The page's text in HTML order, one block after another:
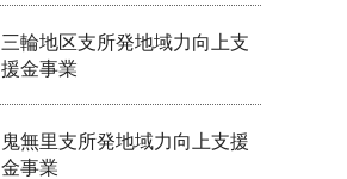
三輪地区支所発地域力向上支
援金事業
鬼無里支所発地域力向上支援
金事業